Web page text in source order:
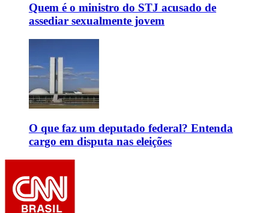
Quem é o ministro do STJ acusado de
assediar sexualmente jovem
O que faz um deputado federal? Entenda
cargo em disputa nas eleições